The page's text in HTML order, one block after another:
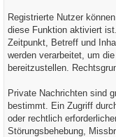
Registrierte Nutzer
diese Funktion aktiviert
Zeitpunkt, Betreff und
werden verarbeitet, um
bereitzustellen.
Private Nachrichten sind
bestimmt. Ein Zugriff
oder rechtlich
Störungsbehebung,